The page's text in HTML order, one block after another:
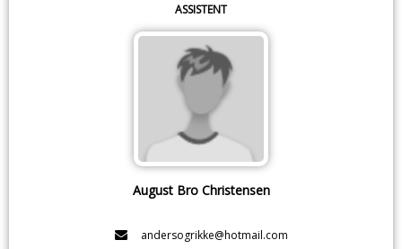
ASSISTENT
August Bro Christensen
andersogrikke@hotmail.com